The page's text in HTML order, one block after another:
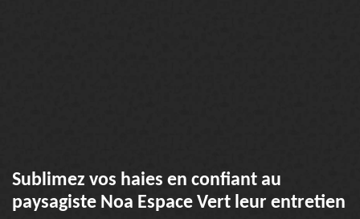
Sublimez vos haies en confiant au
paysagiste Noa Espace Vert leur entretien